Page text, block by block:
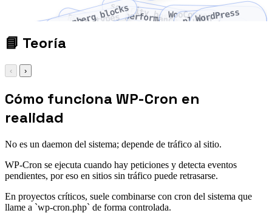
custom post types
Gutenberg blocks
REST API security best practices
performance optimization
WooCommerce
extensions
plugin
WordPress
📘 Teoría
‹ ›
Cómo funciona WP-Cron en
realidad
No es un daemon del sistema; depende de tráfico al sitio.
WP-Cron se ejecuta cuando hay peticiones y detecta eventos
pendientes, por eso en sitios sin tráfico puede retrasarse.
En proyectos críticos, suele combinarse con cron del sistema que
llame a `wp-cron.php` de forma controlada.